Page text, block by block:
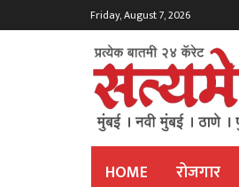
Friday, August 7, 2026
HOME रोजगार